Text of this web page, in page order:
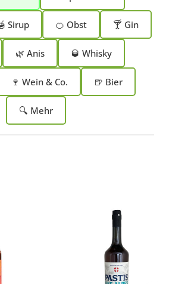
Sirup 🍊 Obst 🍸 Gin
🌿 Anis 🥃 Whisky
🍷 Wein & Co. 🍺 Bier
🔍 Mehr